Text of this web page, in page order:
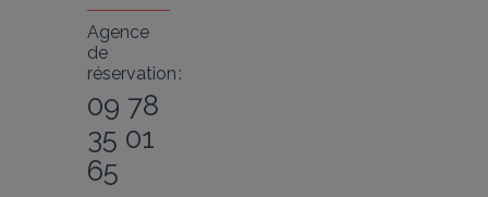
Agence
de
réservation :
09 78
35 01
65